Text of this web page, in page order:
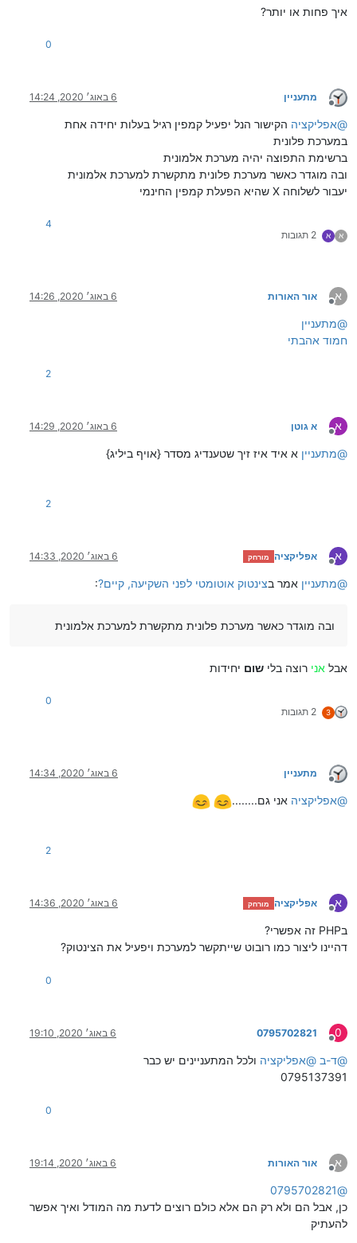
איך פחות או יותר?
0
מנותק
מתעניין 6 באוג׳ 2020, 14:24
@אפליקציה הקישור הנל יפעיל קמפין רגיל בעלות יחידה אחת
במערכת פלונית
ברשימת התפוצה יהיה מערכת אלמונית
ובה מוגדר כאשר מערכת פלונית מתקשרת למערכת אלמונית
יעבור לשלוחה X שהיא הפעלת קמפין החינמי
א א 2 תגובות
4
א
מנותק
אור האורות 6 באוג׳ 2020, 14:26
@מתעניין
חמוד אהבתי
2
א
מנותק
א גוטן 6 באוג׳ 2020, 14:29
@מתעניין א איד איז זיך שטענדיג מסדר {אויף ביליג}
2
א
מנותק
אפליקציה מורחק 6 באוג׳ 2020, 14:33
@מתעניין אמר בצינטוק אוטומטי לפני השקיעה, קיים?:
ובה מוגדר כאשר מערכת פלונית מתקשרת למערכת אלמונית
אבל אני רוצה בלי שום יחידות
3 2 תגובות
0
מנותק
מתעניין 6 באוג׳ 2020, 14:34
@אפליקציה אני גם........
2
א
מנותק
אפליקציה מורחק 6 באוג׳ 2020, 14:36
בPHP זה אפשרי?
דהיינו ליצור כמו רובוט שייתקשר למערכת ויפעיל את הצינטוק?
0
0
מנותק
0795702821 6 באוג׳ 2020, 19:10
@ד-ב @אפליקציה ולכל המתעניינים יש כבר
0795137391
0
א
מנותק
אור האורות 6 באוג׳ 2020, 19:14
@
0795702821
כן, אבל הם ולא רק הם אלא כולם רוצים לדעת מה המודל ואיך אפשר
להעתיק